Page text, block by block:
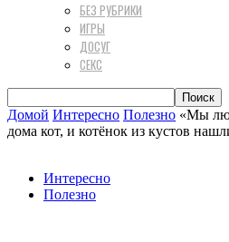
БЕЗ РУБРИКИ
ИГРЫ
ДОСУГ
СЕКС
Домой Интересно Полезно «Мы
дома кот, и котёнок из кустов
Интересно
Полезно